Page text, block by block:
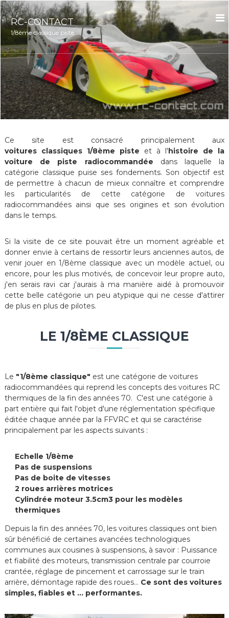
A
l
r
a
u
c
o
n
t
RC-CONTACT
1/8ème classique piste
Ce site est consacré principalement aux
voitures classiques 1/8ème piste et à l'histoire de la
voiture de piste radiocommandée dans laquelle la
catégorie classique puise ses fondements. Son objectif est
de permettre à chacun de mieux connaître et comprendre
les particularités de cette catégorie de voitures
radiocommandées ainsi que ses origines et son évolution
dans le temps.
Si la visite de ce site pouvait être un moment agréable et
donner envie à certains de ressortir leurs anciennes autos, de
venir jouer en 1/8ème classique avec un modèle actuel, ou
encore, pour les plus motivés, de concevoir leur propre auto,
j'en serais ravi car j'aurais à ma manière aidé à promouvoir
cette belle catégorie un peu atypique qui ne cesse d'attirer
de plus en plus de pilotes.
LE 1/8ÈME CLASSIQUE
Le "1/8ème classique" est une catégorie de voitures
radiocommandées qui reprend les concepts des voitures RC
thermiques de la fin des années 70. C'est une catégorie à
part entière qui fait l'objet d'une réglementation spécifique
éditée chaque année par la FFVRC et qui se caractérise
principalement par les aspects suivants :
Echelle 1/8ème
Pas de suspensions
Pas de boite de vitesses
2 roues arrières motrices
Cylindrée moteur 3.5cm3 pour les modèles
thermiques
Depuis la fin des années 70, les voitures classiques ont bien
sûr bénéficié de certaines avancées technologiques
communes aux cousines à suspensions, à savoir : Puissance
et fiabilité des moteurs, transmission centrale par courroie
crantée, réglage de pincement et carrossage sur le train
arrière, démontage rapide des roues... Ce sont des voitures
simples, fiables et ... performantes.